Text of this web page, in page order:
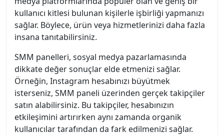
kullanıcı kitlesi bulunan kişilerle işbirliği yapmanızı
sağlar. Böylece, ürün veya hizmetlerinizi daha fazla
insana tanıtabilirsiniz.
SMM panelleri, sosyal medya pazarlamasında
dikkate değer sonuçlar elde etmenizi sağlar.
Örneğin, Instagram hesabınızı büyütmek
isterseniz, SMM paneli üzerinden gerçek takipçiler
satın alabilirsiniz. Bu takipçiler, hesabınızın
etkileşimini artırırken aynı zamanda organik
kullanıcılar tarafından da fark edilmenizi sağlar.